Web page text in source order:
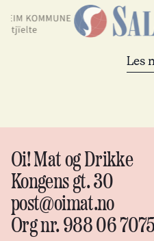
Les
Oi! Mat og Drikke
Kongens gt. 30
post@oimat.no
Org nr. 988 06